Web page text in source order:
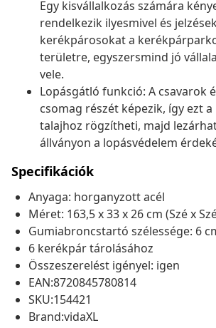
Egy kisvállalkozás számára
rendelkezik ilyesmivel és
kerékpárosokat a
területre, egyszersmind jó
vele.
Lopásgátló funkció: A csavarok
csomag részét képezik, így ezt
talajhoz rögzítheti, majd
állványon a lopásvédelem
Specifikációk
Anyaga: horganyzott acél
Méret: 163,5 x 33 x 26 cm (Szé x
Gumiabroncstartó szélessége: 6
6 kerékpár tárolásához
Összeszerelést igényel: igen
EAN:8720845780814
SKU:154421
Brand:vidaXL